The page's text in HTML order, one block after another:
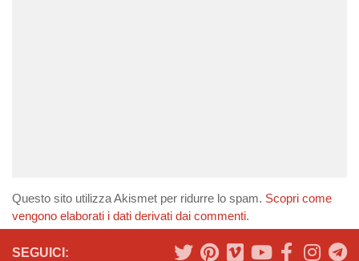
Questo sito utilizza Akismet per ridurre lo spam. Scopri come
vengono elaborati i dati derivati dai commenti.
SEGUICI: